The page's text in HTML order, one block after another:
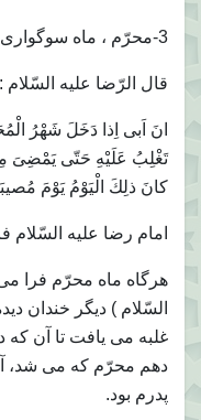
3-محرّم ، ماه سوگوارى
قال الرّضا عليه السّلام :
انَ اَبى اِذا دَخَلَ شَهْرُ
تَغْلِبُ عَلَيْهِ حَتّى يَمْضِىَ
كانَ ذلِكَ الْيَوْمُ يَوْمَ
امام رضا عليه السّلام
هرگاه ماه محرّم فرا
السّلام ) ديگر خندان
غلبه مى يافت تا آن
دهم محرّم كه مى شد،
پدرم بود.